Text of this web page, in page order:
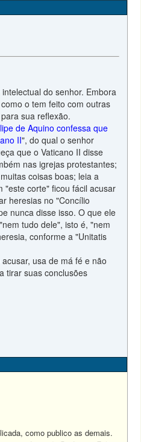
do senhor. Embora
o tem feito com outras
sua reflexão.
de Aquino confessa que
II", do qual o senhor
que o Vaticano II disse
nas igrejas protestantes;
coisas boas; leia a
"este corte" ficou fácil acusar
heresias no "Concílio
nunca disse isso. O que ele
tudo dele", isto é, "nem
conforme a "Unitatis
usa de má fé e não
tirar suas conclusões
como publico as demais.